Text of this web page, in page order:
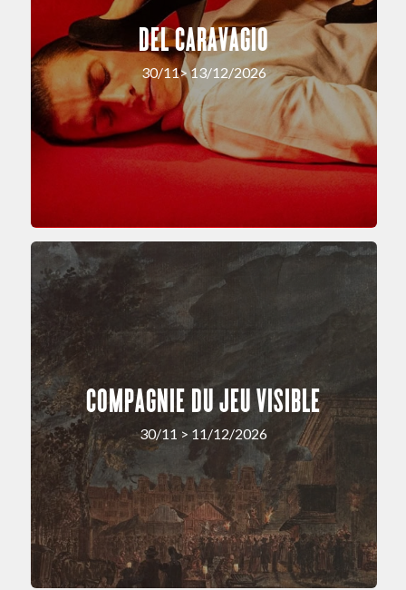
DEL CARAVAGIO
30/11> 13/12/2026
COMPAGNIE DU JEU VISIBLE
30/11 > 11/12/2026